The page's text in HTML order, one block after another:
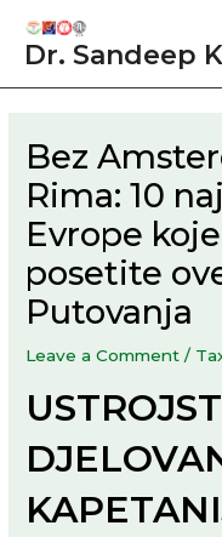
Dr. Sandeep
Bez
Rima: 10
Evrope
posetite
Putovanja
Leave a Comment /